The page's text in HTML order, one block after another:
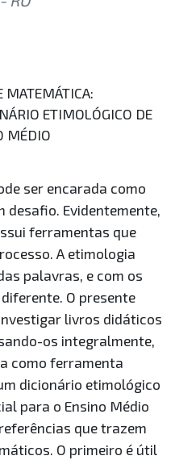
MATEMÁTICA:
ETIMOLÓGICO DE
MÉDIO
ser encarada como
desafio. Evidentemente,
ferramentas que
A etimologia
palavras, e com os
O presente
livros didáticos
os integralmente,
como ferramenta
dicionário etimológico
para o Ensino Médio
que trazem
O primeiro é útil